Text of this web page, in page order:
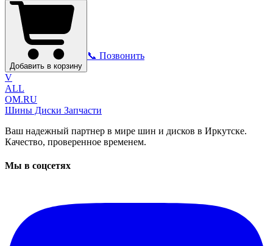
Добавить в корзину
📞 Позвонить
V
ALL
OM.RU
Шины Диски Запчасти
Ваш надежный партнер в мире шин и дисков в Иркутске.
Качество, проверенное временем.
Мы в соцсетях